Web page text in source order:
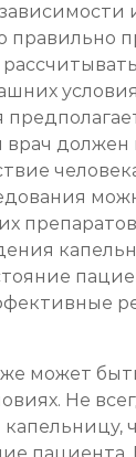
правильно
должен
может
Не